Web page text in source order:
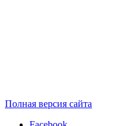
Полная версия сайта